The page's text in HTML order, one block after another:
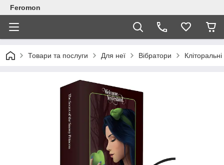
Feromon
Товари та послуги Для неї Вібратори